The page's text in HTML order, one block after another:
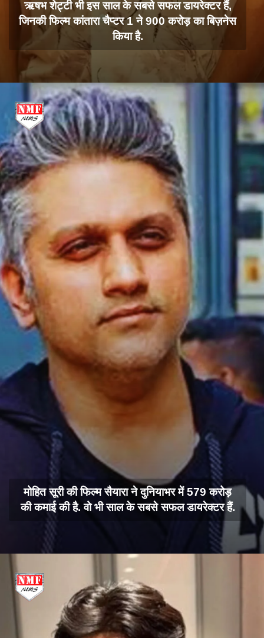
ऋषभ शेट्टी भी इस साल के सबसे सफल डायरेक्टर हैं,
जिनकी फिल्म कांतारा चैप्टर 1 ने 900 करोड़ का बिज़नेस
किया है.
मोहित सूरी की फिल्म सैयारा ने दुनियाभर में 579 करोड़
की कमाई की है. वो भी साल के सबसे सफल डायरेक्टर हैं.